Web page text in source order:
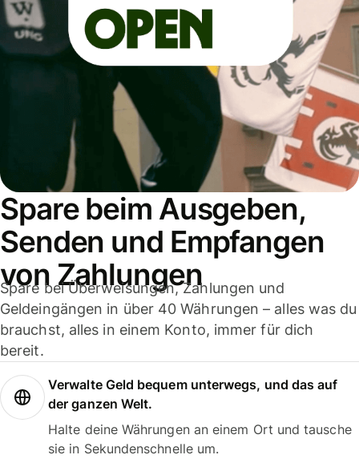
Spare beim Ausgeben,
Senden und Empfangen
von Zahlungen
Spare bei Überweisungen, Zahlungen und
Geldeingängen in über 40 Währungen – alles was du
brauchst, alles in einem Konto, immer für dich
bereit.
Verwalte Geld bequem unterwegs, und das auf
der ganzen Welt.
Halte deine Währungen an einem Ort und tausche
sie in Sekundenschnelle um.